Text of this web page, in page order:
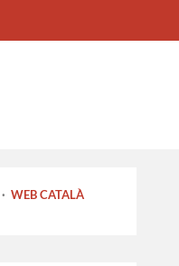
· WEB CATALÀ